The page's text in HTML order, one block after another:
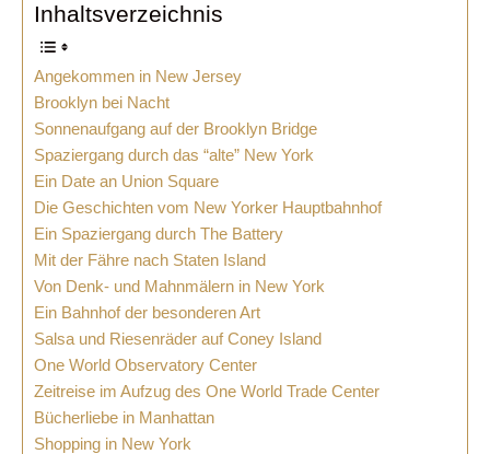
Inhaltsverzeichnis
Angekommen in New Jersey
Brooklyn bei Nacht
Sonnenaufgang auf der Brooklyn Bridge
Spaziergang durch das “alte” New York
Ein Date an Union Square
Die Geschichten vom New Yorker Hauptbahnhof
Ein Spaziergang durch The Battery
Mit der Fähre nach Staten Island
Von Denk- und Mahnmälern in New York
Ein Bahnhof der besonderen Art
Salsa und Riesenräder auf Coney Island
One World Observatory Center
Zeitreise im Aufzug des One World Trade Center
Bücherliebe in Manhattan
Shopping in New York